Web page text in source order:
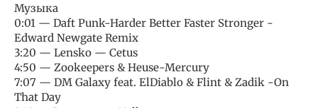
Музыка
0:01 — Daft Punk-Harder Better Faster Stronger -
Edward Newgate Remix
3:20 — Lensko — Cetus
4:50 — Zookeepers & Heuse-Mercury
7:07 — DM Galaxy feat. ElDiablo & Flint & Zadik -On
That Day